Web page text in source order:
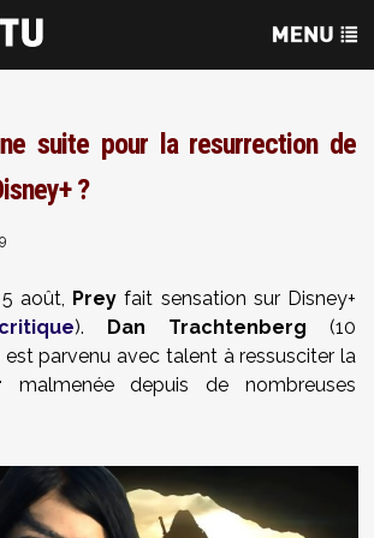
suite pour la resurrection de
?
août, Prey fait sensation sur Disney+
). Dan Trachtenberg (10
parvenu avec talent à ressusciter la
malmenée depuis de nombreuses